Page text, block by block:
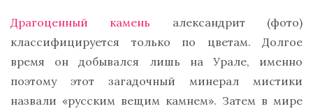
Драгоценный камень александрит (фото)
классифицируется только по цветам. Долгое
время он добывался лишь на Урале, именно
поэтому этот загадочный минерал мистики
назвали «русским вещим камнем». Затем в мире